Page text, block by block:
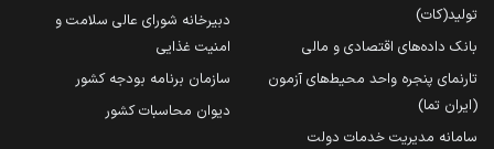
تولید(کات)
بانک داده‌های اقتصادی و مالی
تارنمای پنجره واحد محیط‌های آزمون
(ایران تما)
سامانه مدیریت خدمات دولت
دبیرخانه شورای عالی سلامت و
امنیت غذایی
سازمان برنامه بودجه کشور
دیوان محاسبات کشور